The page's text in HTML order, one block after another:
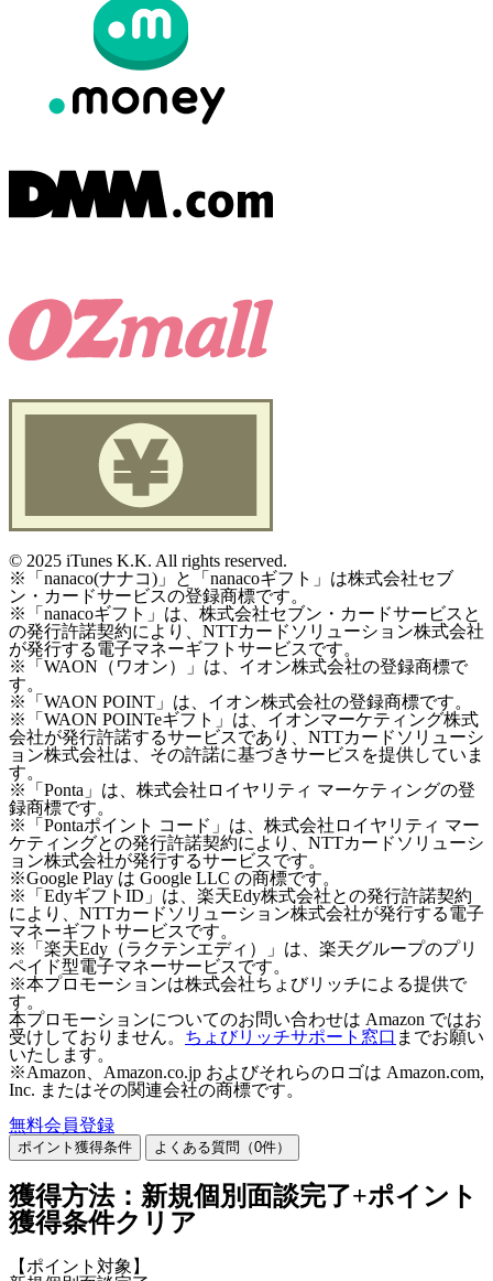
© 2025 iTunes K.K. All rights reserved.
※「nanaco(ナナコ)」と「nanacoギフト」は株式会社セブ
ン・カードサービスの登録商標です。
※「nanacoギフト」は、株式会社セブン・カードサービスと
の発行許諾契約により、NTTカードソリューション株式会社
が発行する電子マネーギフトサービスです。
※「WAON（ワオン）」は、イオン株式会社の登録商標で
す。
※「WAON POINT」は、イオン株式会社の登録商標です。
※「WAON POINTeギフト」は、イオンマーケティング株式
会社が発行許諾するサービスであり、NTTカードソリューシ
ョン株式会社は、その許諾に基づきサービスを提供していま
す。
※「Ponta」は、株式会社ロイヤリティ マーケティングの登
録商標です。
※「Pontaポイント コード」は、株式会社ロイヤリティ マー
ケティングとの発行許諾契約により、NTTカードソリューシ
ョン株式会社が発行するサービスです。
※Google Play は Google LLC の商標です。
※「EdyギフトID」は、楽天Edy株式会社との発行許諾契約
により、NTTカードソリューション株式会社が発行する電子
マネーギフトサービスです。
※「楽天Edy（ラクテンエディ）」は、楽天グループのプリ
ペイド型電子マネーサービスです。
※本プロモーションは株式会社ちょびリッチによる提供で
す。
本プロモーションについてのお問い合わせは Amazon ではお
受けしておりません。 ちょびリッチサポート窓口 までお願い
いたします。
※Amazon、Amazon.co.jp およびそれらのロゴは Amazon.com,
Inc. またはその関連会社の商標です。
無料会員登録
ポイント獲得条件 よくある質問（0件）
獲得方法：新規個別面談完了+ポイント
獲得条件クリア
【ポイント対象】